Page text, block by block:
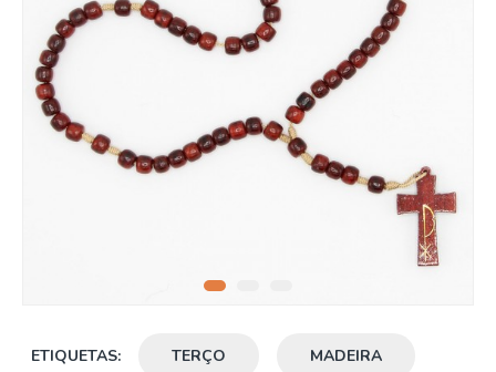
ETIQUETAS: TERÇO MADEIRA